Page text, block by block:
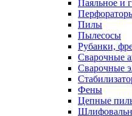
Паяльное и
Пилы
Пылесосы
Рубанки,
Сварочные
Сварочные
Фены
Цепные